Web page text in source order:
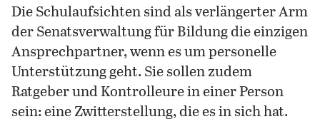
Die Schulaufsichten sind als verlängerter Arm
der Senatsverwaltung für Bildung die einzigen
Ansprechpartner, wenn es um personelle
Unterstützung geht. Sie sollen zudem
Ratgeber und Kontrolleure in einer Person
sein: eine Zwitterstellung, die es in sich hat.